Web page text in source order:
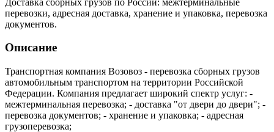
перевозки, адресная доставка, хранение и упаковка, перевозка
документов.
Описание
Транспортная компания Возовоз - перевозка сборных грузов
автомобильным транспортом на территории Российской
Федерации. Компания предлагает широкий спектр услуг: -
межтерминальная перевозка; - доставка "от двери до двери"; -
перевозка документов; - хранение и упаковка; - адресная
грузоперевозка;